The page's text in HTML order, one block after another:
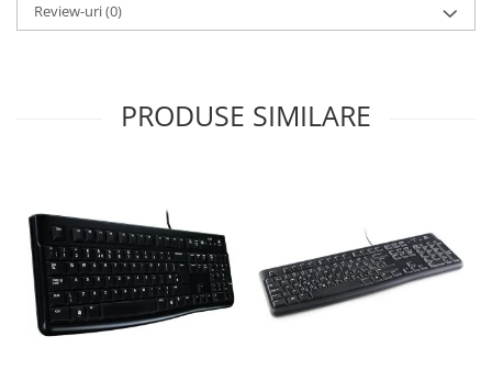
Servere
Retelistica & Supraveghere
Imprimante
Imprimante 3D
TV, Multimedia & Electronice
Televizoare & accesorii
Review-uri(0)
PRODUSE SIMILARE